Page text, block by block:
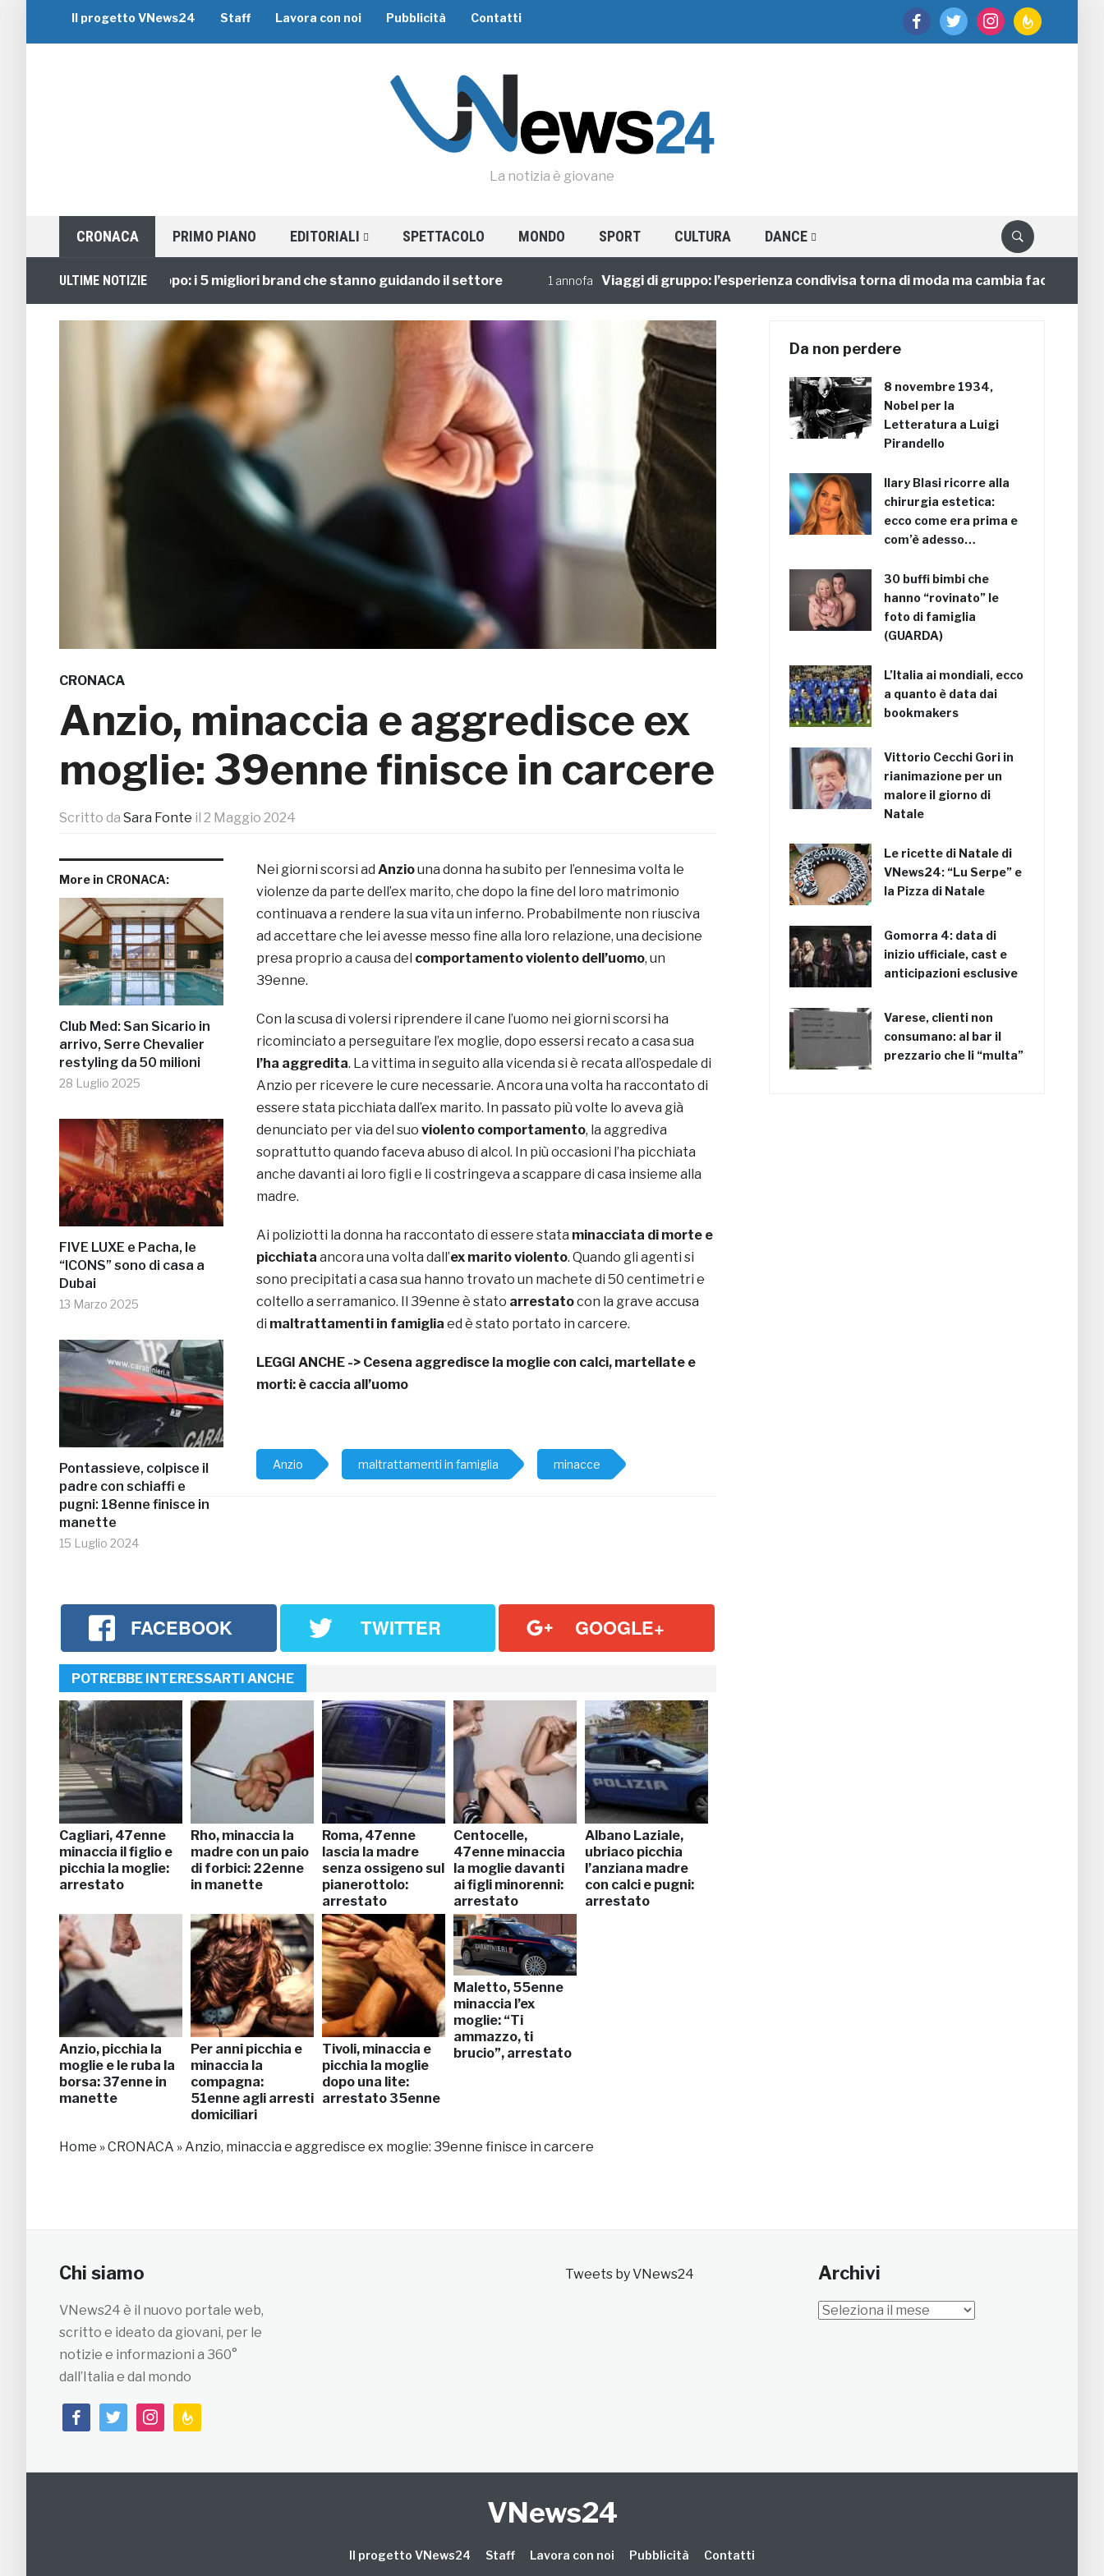
facebooktwitter instagramfeedburner
Il progetto VNews24 Staff Lavora con noi Pubblicità Contatti
La notizia è giovane
CRONACA PRIMO PIANO EDITORIALI SPETTACOLO MONDO SPORT CULTURA DANCE
ULTIME NOTIZIE
Viaggi di Gruppo: i 5 migliori brand che stanno guidando il settore 1 annofa Viaggi di gruppo: l’esperienza condivisa torna di moda ma cambia faccia
CRONACA
Anzio, minaccia e aggredisce ex
moglie: 39enne finisce in carcere
Scritto da Sara Fonte il 2 Maggio 2024
More in CRONACA:
Club Med: San Sicario in
arrivo, Serre Chevalier
restyling da 50 milioni
28 Luglio 2025
FIVE LUXE e Pacha, le
“ICONS” sono di casa a
Dubai
13 Marzo 2025
Pontassieve, colpisce il
padre con schiaffi e
pugni: 18enne finisce in
manette
15 Luglio 2024
Nei giorni scorsi ad Anziouna donna ha subito per l’ennesima volta le
violenze da parte dell’ex marito, che dopo la fine del loro matrimonio
continuava a rendere la sua vita un inferno. Probabilmente non riusciva
ad accettare che lei avesse messo fine alla loro relazione, una decisione
presa proprio a causa del comportamento violento dell’uomo, un
39enne.
Con la scusa di volersi riprendere il cane l’uomo nei giorni scorsi ha
ricominciato a perseguitare l’ex moglie, dopo essersi recato a casa sua
l’ha aggredita. La vittima in seguito alla vicenda si è recata all’ospedale di
Anzio per ricevere le cure necessarie. Ancora una volta ha raccontato di
essere stata picchiata dall’ex marito. In passato più volte lo aveva già
denunciato per via del suo violento comportamento, la aggrediva
soprattutto quando faceva abuso di alcol. In più occasioni l’ha picchiata
anche davanti ai loro figli e li costringeva a scappare di casa insieme alla
madre.
Ai poliziotti la donna ha raccontato di essere stata minacciata di morte e
picchiata ancora una volta dall’ex marito violento. Quando gli agenti si
sono precipitati a casa sua hanno trovato un machete di 50 centimetri e
coltello a serramanico. Il 39enne è stato arrestatocon la grave accusa
di maltrattamenti in famiglia ed è stato portato in carcere.
LEGGI ANCHE -> Cesena aggredisce la moglie con calci, martellate e
morti: è caccia all’uomo
Anzio maltrattamenti in famiglia minacce
FACEBOOK TWITTER GOOGLE+
POTREBBE INTERESSARTI ANCHE
Cagliari, 47enne
minaccia il figlio e
picchia la moglie:
arrestato
Rho, minaccia la
madre con un paio
di forbici: 22enne
in manette
Roma, 47enne
lascia la madre
senza ossigeno sul
pianerottolo:
arrestato
Centocelle,
47enne minaccia
la moglie davanti
ai figli minorenni:
arrestato
Albano Laziale,
ubriaco picchia
l’anziana madre
con calci e pugni:
arrestato
Anzio, picchia la
moglie e le ruba la
borsa: 37enne in
manette
Per anni picchia e
minaccia la
compagna:
51enne agli arresti
domiciliari
Tivoli, minaccia e
picchia la moglie
dopo una lite:
arrestato 35enne
Maletto, 55enne
minaccia l’ex
moglie: “Ti
ammazzo, ti
brucio”, arrestato
Home »CRONACA » Anzio, minaccia e aggredisce ex moglie: 39enne finisce in carcere
Da non perdere
8 novembre 1934,
Nobel per la
Letteratura a Luigi
Pirandello
Ilary Blasi ricorre alla
chirurgia estetica:
ecco come era prima e
com’è adesso…
30 buffi bimbi che
hanno “rovinato” le
foto di famiglia
(GUARDA)
L’Italia ai mondiali, ecco
a quanto è data dai
bookmakers
Vittorio Cecchi Gori in
rianimazione per un
malore il giorno di
Natale
Le ricette di Natale di
VNews24: “Lu Serpe” e
la Pizza di Natale
Gomorra 4: data di
inizio ufficiale, cast e
anticipazioni esclusive
Varese, clienti non
consumano: al bar il
prezzario che li “multa”
Chi siamo
VNews24 è il nuovo portale web,
scritto e ideato da giovani, per le
notizie e informazioni a 360°
dall’Italia e dal mondo
facebooktwitterinstagramfeedburner
Tweets by VNews24 Archivi
Archivi
VNews24
Il progetto VNews24 Staff Lavora con noi Pubblicità Contatti